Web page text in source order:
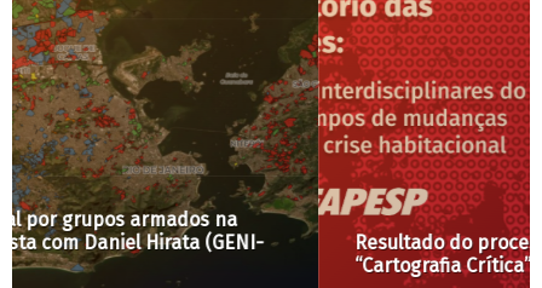
Resultado do processo seletivo: Pós-Doc
“Cartografia Crítica” LabCidade 2025